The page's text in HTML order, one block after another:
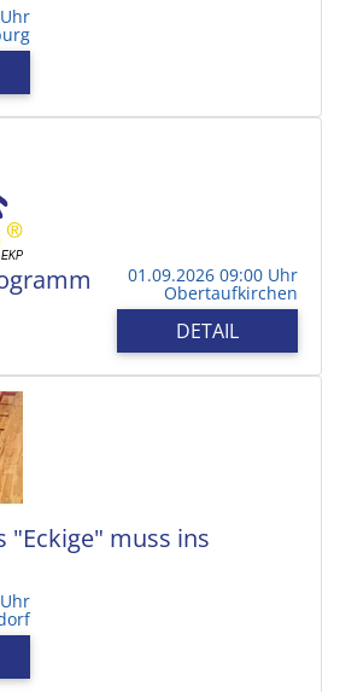
01.09.2026 09:00 Uhr
Obertaufkirchen
DETAIL
"Eckige" muss ins